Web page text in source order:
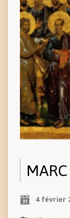
4 février